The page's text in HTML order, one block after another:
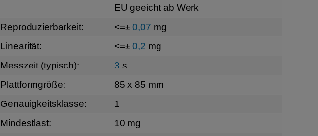
EU geeicht ab Werk
Reproduzierbarkeit:
<=± 0,07 mg
Linearität:
<=± 0,2 mg
Messzeit (typisch):
3 s
Plattformgröße:
85 x 85 mm
Genauigkeitsklasse:
1
Mindestlast:
10 mg